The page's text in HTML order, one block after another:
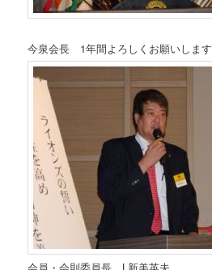
今泉会長 1年間よろしくお願いします